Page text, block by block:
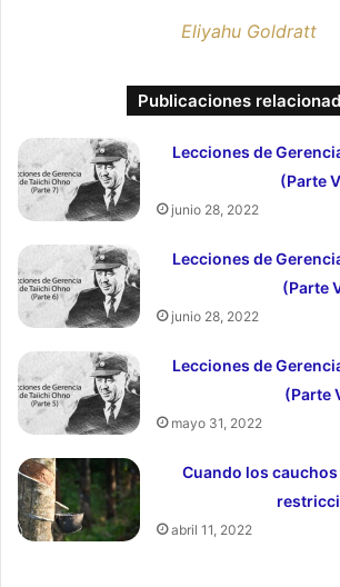
Eliyahu Goldratt
Publicaciones
Lecciones de
(Parte
junio 28, 2022
Lecciones de
(Parte
junio 28, 2022
Lecciones de
(Parte
mayo 31, 2022
Cuando los
abril 11, 2022